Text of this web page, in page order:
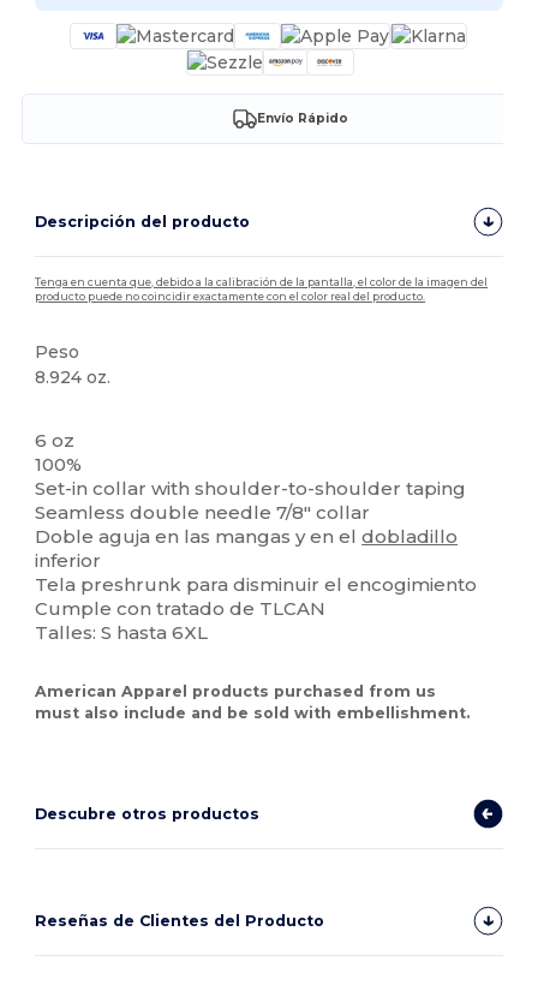
Envío Rápido
Descripción del producto
Tenga en cuenta que, debido a la calibración de la pantalla, el color de la imagen del
producto puede no coincidir exactamente con el color real del producto.
Peso
8.924 oz.
6 oz
100%
Set-in collar with shoulder-to-shoulder taping
Seamless double needle 7/8" collar
Doble aguja en las mangas y en eldobladillo
inferior
Tela preshrunk para disminuir el encogimiento
Cumple con tratado de TLCAN
Talles: S hasta 6XL
American Apparel products purchased from us
must also include and be sold with embellishment.
Descubre otros productos
Reseñas de Clientes del Producto